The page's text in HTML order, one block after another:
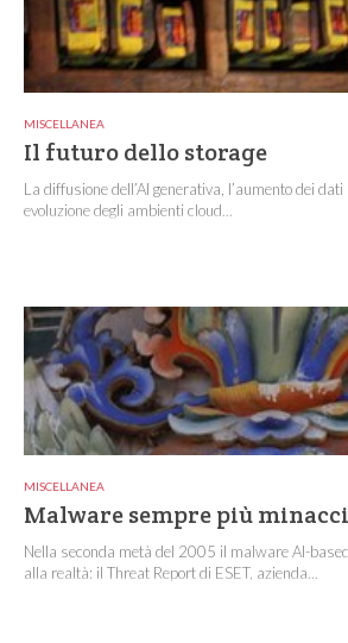
MISCELLANEA
Il futuro dello storage
La diffusione dell’AI generativa, l’aumento dei
evoluzione degli ambienti cloud...
MISCELLANEA
Malware sempre più
Nella seconda metà del 2005 il malware AI-
alla realtà: il Threat Report di ESET, azienda...